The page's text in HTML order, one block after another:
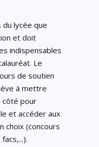
du lycée que
et doit
indispensables
Le
de soutien
à mettre
côté pour
et accéder aux
choix (concours